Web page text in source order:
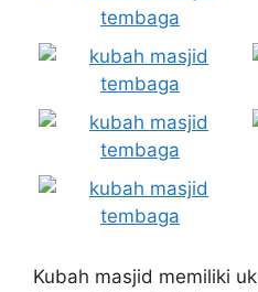
Kubah masjid memiliki